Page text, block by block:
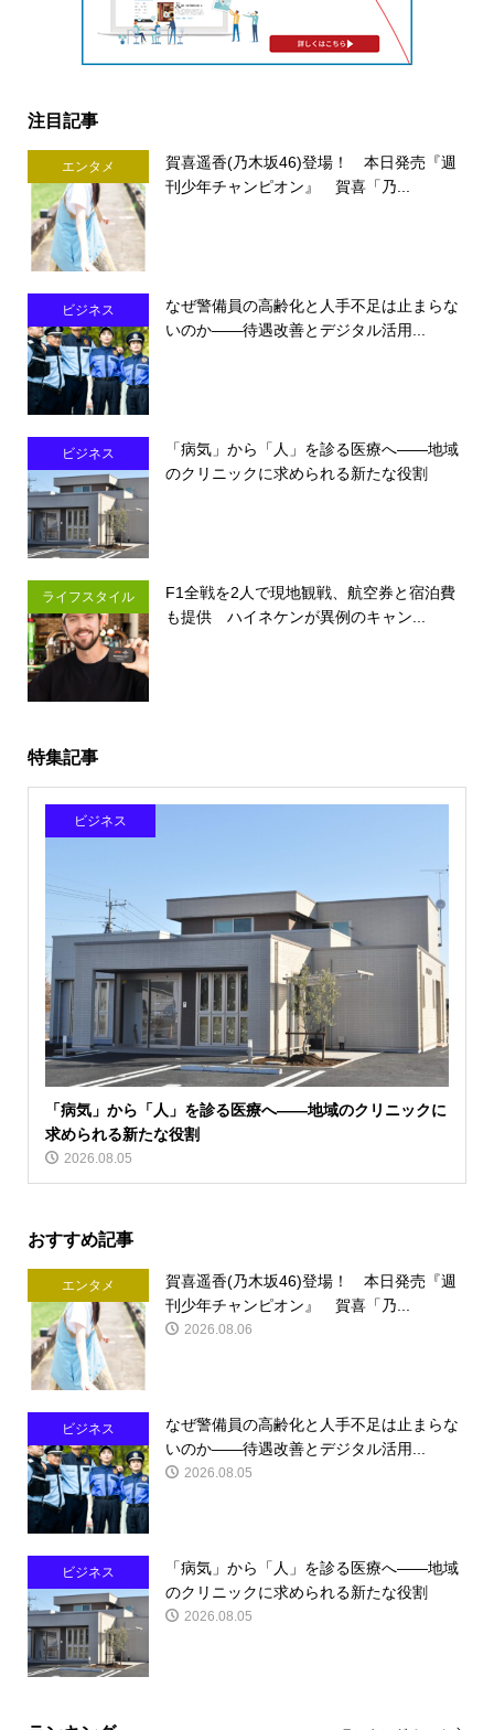
注目記事
エンタメ
賀喜遥香(乃木坂46)登場！ 本日発売『週
刊少年チャンピオン』 賀喜「乃...
ビジネス
なぜ警備員の高齢化と人手不足は止まらな
いのか――待遇改善とデジタル活用...
ビジネス
「病気」から「人」を診る医療へ――地域
のクリニックに求められる新たな役割
ライフスタイル
F1全戦を2人で現地観戦、航空券と宿泊費
も提供 ハイネケンが異例のキャン...
特集記事
ビジネス
「病気」から「人」を診る医療へ――地域のクリニックに
求められる新たな役割
2026.08.05
おすすめ記事
エンタメ
賀喜遥香(乃木坂46)登場！ 本日発売『週
刊少年チャンピオン』 賀喜「乃...
2026.08.06
ビジネス
なぜ警備員の高齢化と人手不足は止まらな
いのか――待遇改善とデジタル活用...
2026.08.05
ビジネス
「病気」から「人」を診る医療へ――地域
のクリニックに求められる新たな役割
2026.08.05